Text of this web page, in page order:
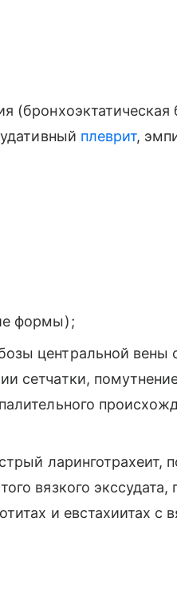
(бронхоэктатическая
плеврит,
формы);
центральной вены
сетчатки,
ларинготрахеит,
вязкого
и евстахиитах с